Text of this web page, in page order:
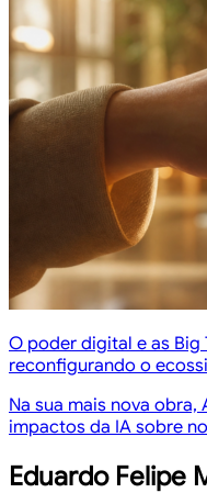
O poder digital e as Big
reconfigurando o
Na sua mais nova
impactos da IA sobre
Eduardo Felipe